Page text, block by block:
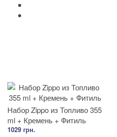
Набор Zippo из Топливо 355
ml + Кремень + Фитиль
1029 грн.